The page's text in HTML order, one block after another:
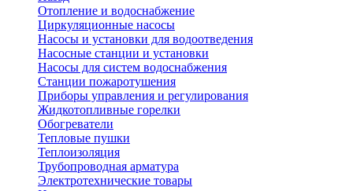
Отопление и водоснабжение
Циркуляционные насосы
Насосы и установки для водоотведения
Насосные станции и установки
Насосы для систем водоснабжения
Станции пожаротушения
Приборы управления и регулирования
Жидкотопливные горелки
Обогреватели
Тепловые пушки
Теплоизоляция
Трубопроводная арматура
Электротехнические товары